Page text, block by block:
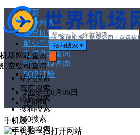
首页
文章列表
世界机场代码
船公司导航
世界港口查询
世界关税查询
FOB订舱
2026年08月06日
星期四
机场网站查询
航空公司查询
站内搜索 ▾
站内搜索
百度搜索
必应搜索
搜狗搜索
360搜索
谷歌搜索
搜
索
手机版